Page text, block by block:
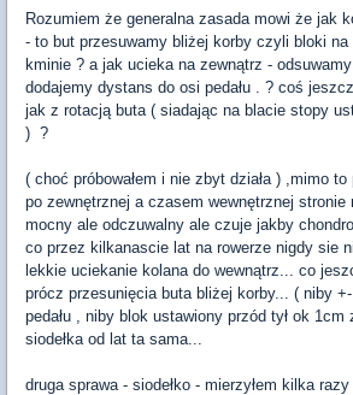
Rozumiem że generalna zasada mowi że jak
- to but przesuwamy bliżej korby czyli bloki na
kminie ? a jak ucieka na zewnątrz -
dodajemy dystans do osi pedału . ? coś
jak z rotacją buta ( siadając na blacie stopy
) ?
( choć próbowałem i nie zbyt działa ) ,mimo
po zewnętrznej a czasem wewnętrznej stronie
mocny ale odczuwalny ale czuje jakby
co przez kilkanascie lat na rowerze nigdy sie
lekkie uciekanie kolana do wewnątrz... co
prócz przesunięcia buta bliżej korby... ( niby
pedału , niby blok ustawiony przód tył ok
siodełka od lat ta sama...
druga sprawa - siodełko - mierzyłem kilka